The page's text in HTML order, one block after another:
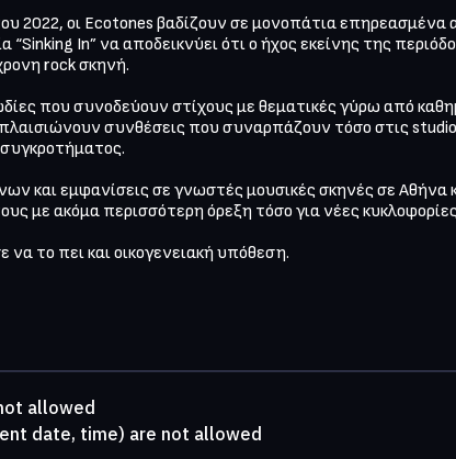
2022, οι Ecotones βαδίζουν σε μονοπάτια
In” να αποδεικνύει ότι ο ήχος εκείνης της
rock σκηνή.
που συνοδεύουν στίχους με θεματικές γύρω από
συνθέσεις που συναρπάζουν τόσο στις
και εμφανίσεις σε γνωστές μουσικές σκηνές σε Αθήνα
με ακόμα περισσότερη όρεξη τόσο για νέες
το πει και οικογενειακή υπόθεση.
allowed
date, time) are not allowed